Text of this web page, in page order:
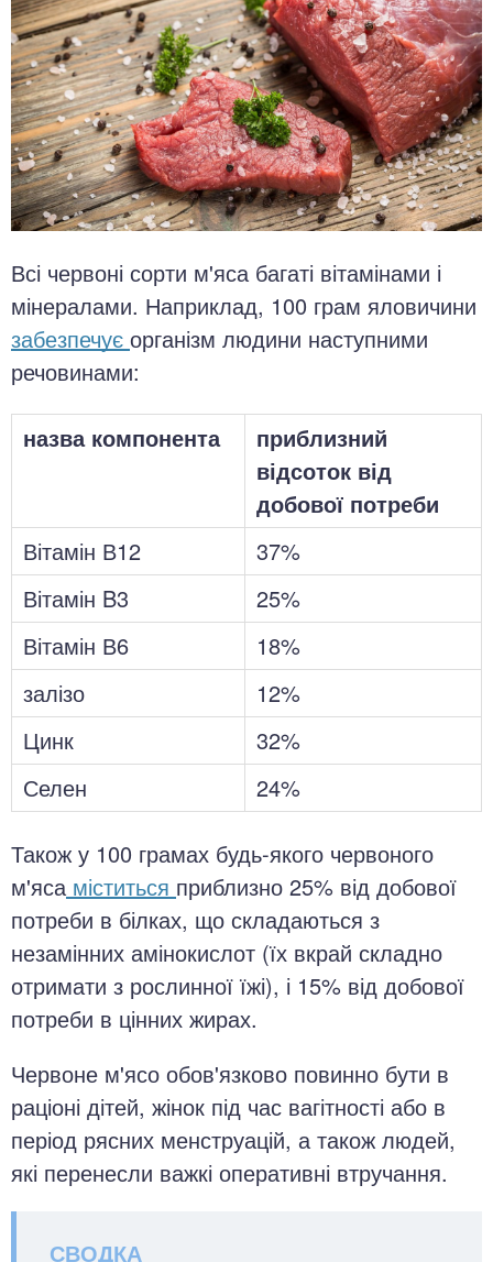
Всі червоні сорти м'яса багаті вітамінами і
мінералами. Наприклад, 100 грам яловичини
забезпечує організм людини наступними
речовинами:
назва компонента
приблизний
відсоток від
добової потреби
Вітамін В12
37%
Вітамін B3
25%
Вітамін В6
18%
залізо
12%
Цинк
32%
Селен
24%
Також у 100 грамах будь-якого червоного
м'яса міститься приблизно 25% від добової
потреби в білках, що складаються з
незамінних амінокислот (їх вкрай складно
отримати з рослинної їжі), і 15% від добової
потреби в цінних жирах.
Червоне м'ясо обов'язково повинно бути в
раціоні дітей, жінок під час вагітності або в
період рясних менструацій, а також людей,
які перенесли важкі оперативні втручання.